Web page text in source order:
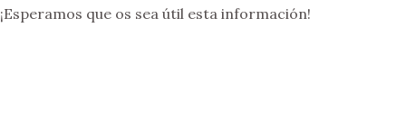
¡Esperamos que os sea útil esta información!